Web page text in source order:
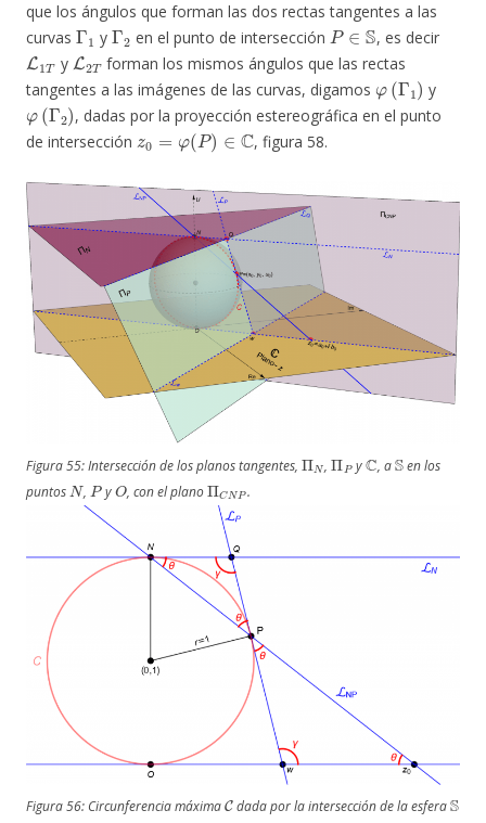
que los ángulos que forman las dos rectas tangentes a las
curvas
Γ1
y
Γ2
en el punto de intersección
P∈S
, es decir
L1 T
y
L2T
forman los mismos ángulos que las rectas
tangentes a las imágenes de las curvas, digamos
φ(Γ1 )
y
φ(Γ2)
, dadas por la proyección estereográfica en el punto
de intersección
z0 =φ(P)∈C
, figura 58.
Figura 55: Intersección de los planos tangentes,
ΠN
,
ΠP
y
C
, a
S
en los
puntos
N
,
P
y
O
, con el plano
ΠC
.
Figura 56: Circunferencia máxima
C
dada por la intersección de la esfera
S